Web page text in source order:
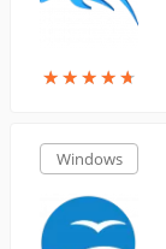
★★★★★
★★★★★
Windows